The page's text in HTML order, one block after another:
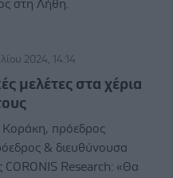
στη Λήθη.
2024, 14:14
μελέτες στα χέρια
Κοράκη, πρόεδρος
& διευθύνουσα
Research: «Θα